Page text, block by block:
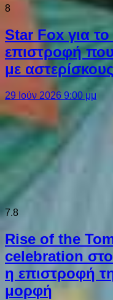
8
Star Fox για
επιστροφή
με αστερίσκους
29 Ιούν 2026 9:00 μμ
7.8
Rise of the
celebration
η επιστροφή
μορφή